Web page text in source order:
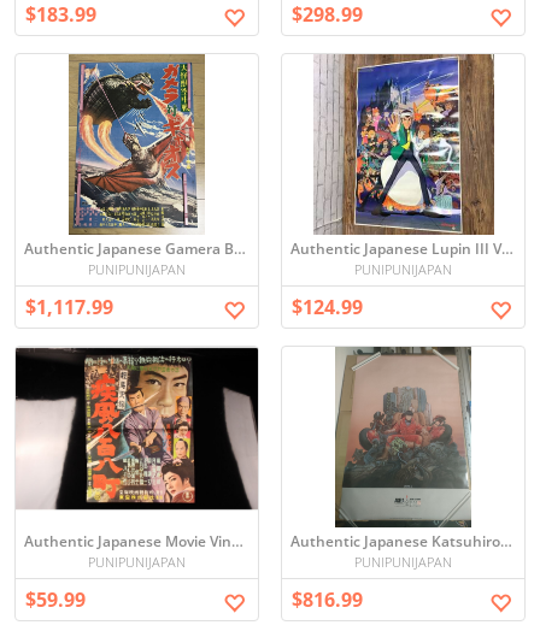
$183.99 $298.99
Authentic Japanese Gamera B2 Period Original Vintage Poster - Request to Buy
PUNIPUNIJAPAN
$1,117.99
Authentic Japanese Lupin III Vintage Poster - period original (6035 【当時物】 ルパン三世 カリオストロの城 ポスター 宮崎駿 モンキー・パンチ 映画ポスター アニメグッズ)
PUNIPUNIJAPAN
$124.99
Authentic Japanese Movie Vintage Poster - Showa-era, period original, Toho ([URA]昭和レトロ/映画ポスター/鞍馬天狗 疾風八百八町/約70cm×50.5cm/4-6-45 (検索)骨董/映画/ポスター/レトロ/当時物/東宝)
PUNIPUNIJAPAN
$59.99
Authentic Japanese Katsuhiro Otomo Vintage Poster Lot (AKIRA 大友克洋 限定 1000枚 エディション ポスター 約62×93cm 正規品 アニメ レア アキラ tomo Katsuhiro poster vintage)
PUNIPUNIJAPAN
$816.99